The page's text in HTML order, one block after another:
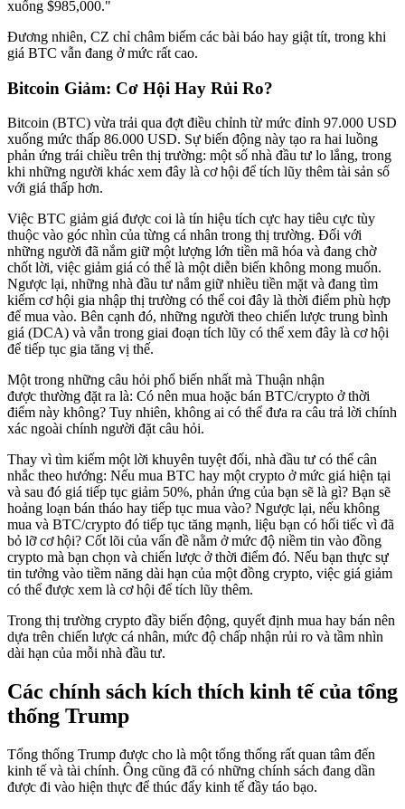
xuống $985,000."
Đương nhiên, CZ chỉ châm biếm các bài báo hay giật tít, trong khi
giá BTC vẫn đang ở mức rất cao.
Bitcoin Giảm: Cơ Hội Hay Rủi Ro?
Bitcoin (BTC) vừa trải qua đợt điều chỉnh từ mức đỉnh 97.000 USD
xuống mức thấp 86.000 USD. Sự biến động này tạo ra hai luồng
phản ứng trái chiều trên thị trường: một số nhà đầu tư lo lắng, trong
khi những người khác xem đây là cơ hội để tích lũy thêm tài sản số
với giá thấp hơn.
Việc BTC giảm giá được coi là tín hiệu tích cực hay tiêu cực tùy
thuộc vào góc nhìn của từng cá nhân trong thị trường. Đối với
những người đã nắm giữ một lượng lớn tiền mã hóa và đang chờ
chốt lời, việc giảm giá có thể là một diễn biến không mong muốn.
Ngược lại, những nhà đầu tư nắm giữ nhiều tiền mặt và đang tìm
kiếm cơ hội gia nhập thị trường có thể coi đây là thời điểm phù hợp
để mua vào. Bên cạnh đó, những người theo chiến lược trung bình
giá (DCA) và vẫn trong giai đoạn tích lũy có thể xem đây là cơ hội
để tiếp tục gia tăng vị thế.
Một trong những câu hỏi phổ biến nhất mà Thuận nhận
được thường đặt ra là: Có nên mua hoặc bán BTC/crypto ở thời
điểm này không? Tuy nhiên, không ai có thể đưa ra câu trả lời chính
xác ngoài chính người đặt câu hỏi.
Thay vì tìm kiếm một lời khuyên tuyệt đối, nhà đầu tư có thể cân
nhắc theo hướng: Nếu mua BTC hay một crypto ở mức giá hiện tại
và sau đó giá tiếp tục giảm 50%, phản ứng của bạn sẽ là gì? Bạn sẽ
hoảng loạn bán tháo hay tiếp tục mua vào? Ngược lại, nếu không
mua và BTC/crypto đó tiếp tục tăng mạnh, liệu bạn có hối tiếc vì đã
bỏ lỡ cơ hội? Cốt lõi của vấn đề nằm ở mức độ niềm tin vào đồng
crypto mà bạn chọn và chiến lược ở thời điểm đó. Nếu bạn thực sự
tin tưởng vào tiềm năng dài hạn của một đồng crypto, việc giá giảm
có thể được xem là cơ hội để tích lũy thêm.
Trong thị trường crypto đầy biến động, quyết định mua hay bán nên
dựa trên chiến lược cá nhân, mức độ chấp nhận rủi ro và tầm nhìn
dài hạn của mỗi nhà đầu tư.
Các chính sách kích thích kinh tế của tổng
thống Trump
Tổng thống Trump được cho là một tổng thống rất quan tâm đến
kinh tế và tài chính. Ông cũng đã có những chính sách đang dần
được đi vào hiện thực để thúc đẩy kinh tế đầy táo bạo.